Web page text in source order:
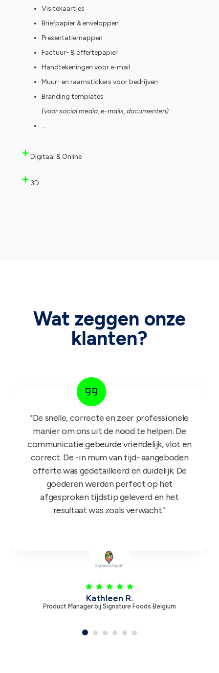
Visitekaartjes
Briefpapier & enveloppen
Presentatiemappen
Factuur- & offertepapier
Handtekeningen voor e-mail
Muur- en raamstickers voor bedrijven
Branding templates
(voor social media, e-mails, documenten)
…
Digitaal & Online
3D
Wat zeggen onze
klanten?
Product Manager bij Zambon
"Het GIFT FOR KIDS project is een succes in
de roos! Onze reps zijn er nu sinds maandag
mee aan de slag en niets dan lovende
feedback dus nogmaals bedankt!"